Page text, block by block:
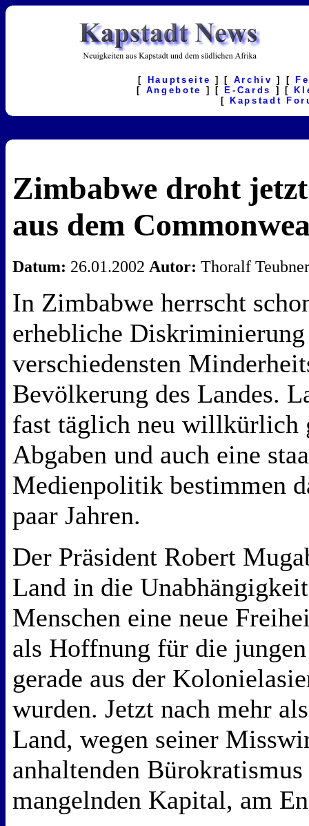
[ Hauptseite ] [ Archiv ] [
[ Angebote ] [ E-Cards ] [
[
Kapstadt
Zimbabwe droht
aus dem
Datum: 26.01.2002 Autor: Thoralf
In Zimbabwe herrscht
erhebliche Diskriminierung
verschiedensten
Bevölkerung des Landes.
fast täglich neu willkürlich
Abgaben und auch eine
Medienpolitik bestimmen
paar Jahren.
Der Präsident Robert
Land in die
Menschen eine neue
als Hoffnung für die
gerade aus der
wurden. Jetzt nach mehr
Land, wegen seiner
anhaltenden
mangelnden Kapital, am